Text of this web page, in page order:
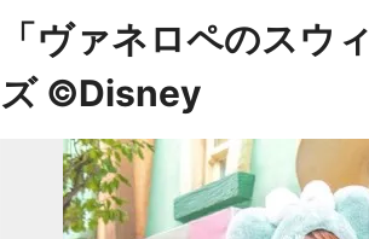
「ヴァネロペのスウ
ズ ©Disney